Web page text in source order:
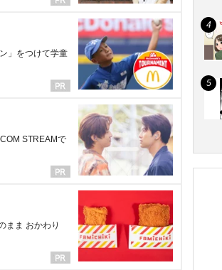
」をつけて学童
STREAMで
まま おかわり